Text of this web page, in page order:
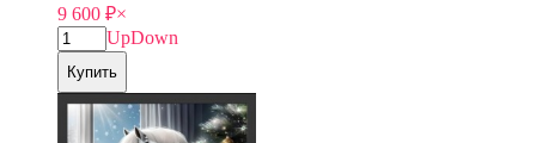
9 600 ₽×
UpDown
Купить